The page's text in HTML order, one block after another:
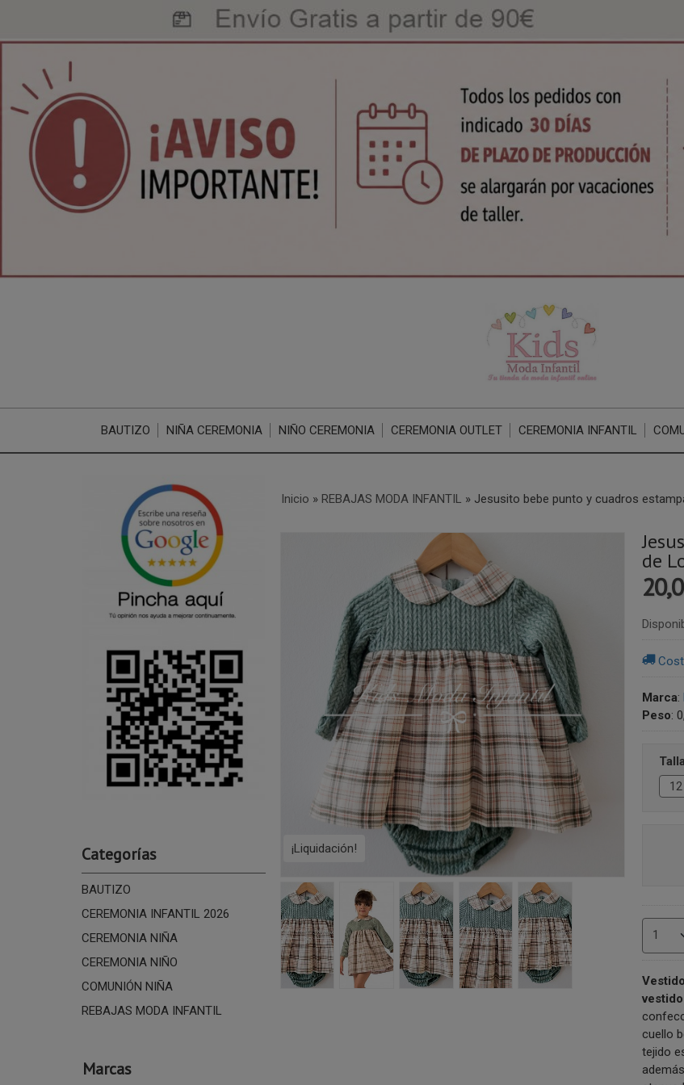
BAUTIZO NIÑA CEREMONIA NIÑO CEREMONIA CEREMONIA OUTLET CEREMONIA INFANTIL
Categorías
BAUTIZO
CEREMONIA INFANTIL 2026
CEREMONIA NIÑA
CEREMONIA NIÑO
COMUNIÓN NIÑA
REBAJAS MODA INFANTIL
Marcas
Inicio » REBAJAS MODA INFANTIL » Jesusito bebe punto y cuadros
¡Liquidación!
de
Marca:
Peso:
Talla
cuello
tejido